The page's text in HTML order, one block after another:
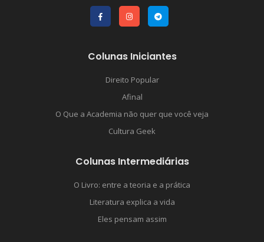
Colunas Iniciantes
Direito Popular
Afinal
O Que a Academia não quer que você veja
Cultura Geek
Colunas Intermediárias
O Livro: entre a teoria e a prática
Literatura explica a vida
Eles pensam assim